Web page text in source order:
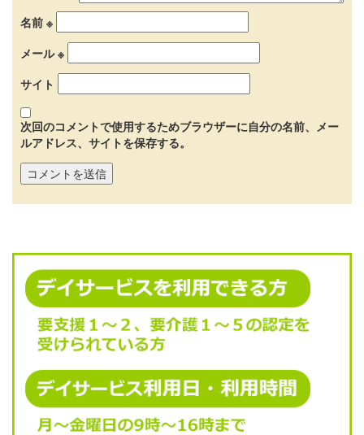
名前 ※
メール※
サイト
次回のコメントで使用するためブラウザーに自分の名前、メー
ルアドレス、サイトを保存する。